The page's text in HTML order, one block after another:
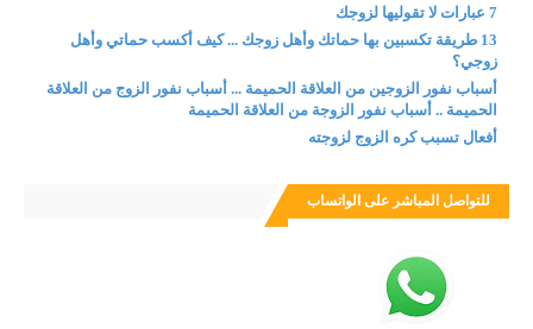
7 عبارات لا تقوليها لزوجك
13 طريقة تكسبين بها حماتك وأهل زوجك ... كيف أكسب حماتي وأهل
زوجي؟
أسباب نفور الزوجين من العلاقة الحميمة ... أسباب نفور الزوج من العلاقة
الحميمة .. أسباب نفور الزوجة من العلاقة الحميمة
أفعال تسبب كره الزوج لزوجته
للتواصل المباشر على الواتساب